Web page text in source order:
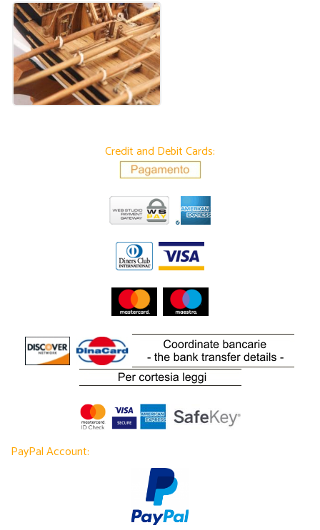
Credit and Debit Cards:
PayPal Account: